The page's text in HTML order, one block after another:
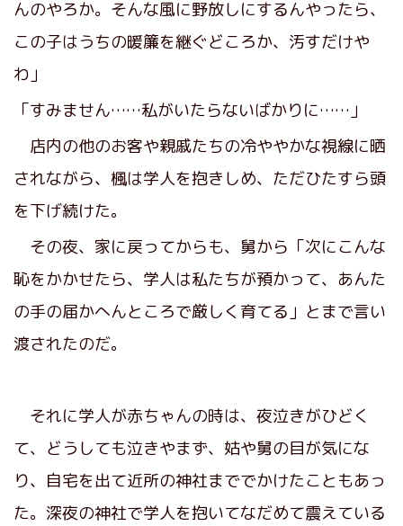
んのやろか。そんな風に野放しにするんやったら、
この子はうちの暖簾を継ぐどころか、汚すだけや
わ」
「すみません……私がいたらないばかりに……」
店内の他のお客や親戚たちの冷ややかな視線に晒
されながら、楓は学人を抱きしめ、ただひたすら頭
を下げ続けた。
その夜、家に戻ってからも、舅から「次にこんな
恥をかかせたら、学人は私たちが預かって、あんた
の手の届かへんところで厳しく育てる」とまで言い
渡されたのだ。
それに学人が赤ちゃんの時は、夜泣きがひどく
て、どうしても泣きやまず、姑や舅の目が気にな
り、自宅を出て近所の神社まででかけたこともあっ
た。深夜の神社で学人を抱いてなだめて震えている